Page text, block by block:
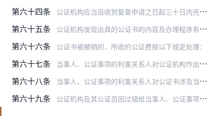
第六十四条 公证机构应当自收到复查申请之日起三十日内完成复查，作出复查处理决定，发给申请人。需要对公证书作撤销或者更正、补正处理的，应当在作出复查处理决定后十日内完成。复查…
第六十五条 公证机构发现出具的公证书的内容及办理程序有本规则第六十三条第二项至第五项规定情形的，应当通知当事人，按照本规则第六十三条的规定予以处理。
第六十六条 公证书被撤销的，所收的公证费按以下规定处理：
第六十七条 当事人、公证事项的利害关系人对公证机构作出的撤销或者不予撤销公证书的决定有异议的，可以向地方公证协会投诉。
第六十八条 当事人、公证事项的利害关系人对公证书涉及当事人之间或者当事人与公证事项的利害关系人之间实体权利义务的内容有争议的，公证机构应当告知其可以就该争议向人民法院提起民…
第六十九条 公证机构及其公证员因过错给当事人、公证事项的利害关系人造成损失的，由公证机构承担相应的赔偿责任；公证机构赔偿后，可以向有故意或者重大过失的公证员追偿。